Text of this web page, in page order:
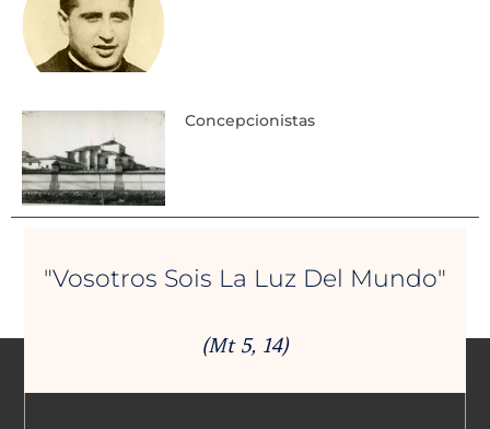
Concepcionistas
"Vosotros Sois La Luz Del Mundo"
(Mt 5, 14)